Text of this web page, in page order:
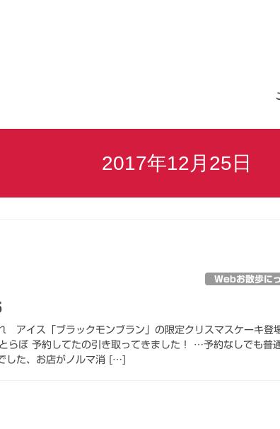
2017年12月25日
Webお散歩に
アイス「ブラックモンブラン」の限定クリスマスケーキ登
らぼ 予約してたの引き取ってきました！ …予約なしでも普
した、お店がノルマ消 […]